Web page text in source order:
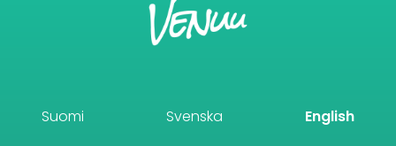
Suomi Svenska English